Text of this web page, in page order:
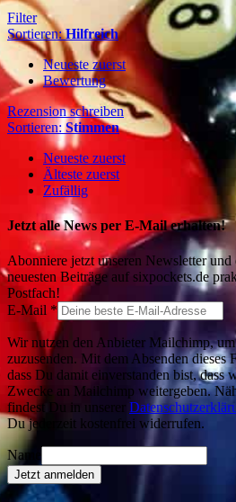
Filter
Sortieren:Hilfreich
Neueste zuerst
Bewertung
Rezension schreiben
Sortieren: Stimmen
Neueste zuerst
Älteste zuerst
Zufällig
Jetzt alle News per E-Mail erhalten!
Abonniere jetzt unseren Newsletter und
neuesten Beiträge auf sixpockets.de
Postfach!
E-Mail *
Wir nutzen den Anbieter Mailchimp,
zuzusenden. Mit dem Absenden dieses
dass Du damit einverstanden bist, dass
Zwecke an Mailchimp weitergeben.
findest Du in unserer
Du jederzeit kostenfrei widerrufen.
Name
Jetzt anmelden